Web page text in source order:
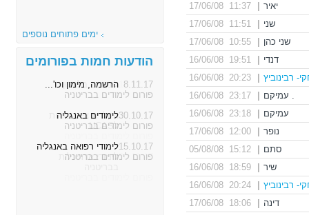
יאיר
11:37 17/06/08
שני
11:51 17/06/08
שני כהן
10:55 17/06/08
דנדי
19:51 16/06/08
רבינוביץ
20:23 16/06/08
. עמיקם
23:17 16/06/08
עמיקם
23:18 16/06/08
נופר
12:00 17/06/08
סתם
15:12 05/08/08
שיר
18:59 16/06/08
רבינוביץ
20:24 16/06/08
דינה
18:06 17/06/08
ימים פתוחים נוספים
הודעות חמות בפורומים
8.11.17 הרשמה, מימון וכו'...
פורום לימודים בבריטניה
30.10.17לימודים באנגליה
פורום לימודים בבריטניה
15.10.17לימודי רפואה באנגליה
פורום לימודים בבריטניה